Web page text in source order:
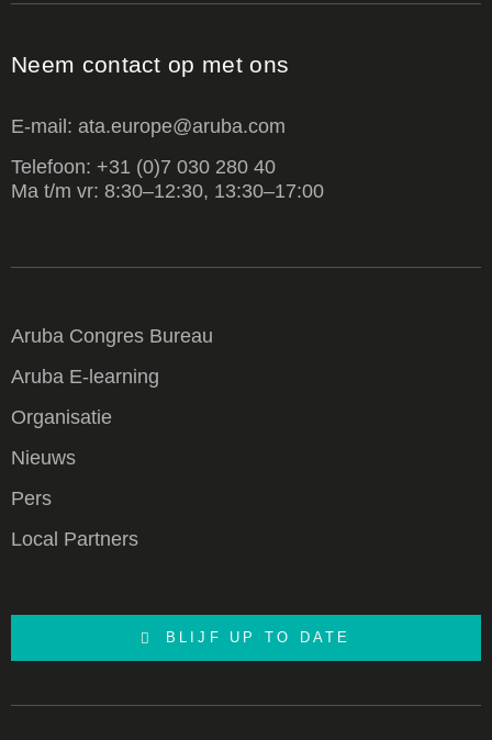
Neem contact op met ons
E-mail: ata.europe@aruba.com
Telefoon: +31 (0)7 030 280 40
Ma t/m vr: 8:30–12:30, 13:30–17:00
Aruba Congres Bureau
Aruba E-learning
Organisatie
Nieuws
Pers
Local Partners
BLIJF UP TO DATE